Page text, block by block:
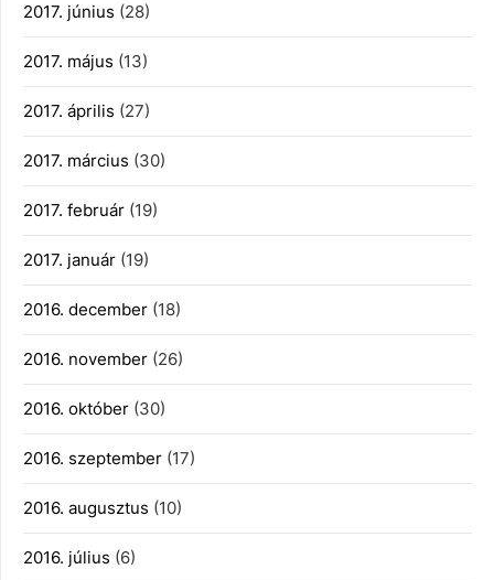
2017. június (28)
2017. május (13)
2017. április (27)
2017. március (30)
2017. február (19)
2017. január (19)
2016. december (18)
2016. november (26)
2016. október (30)
2016. szeptember (17)
2016. augusztus (10)
2016. július (6)